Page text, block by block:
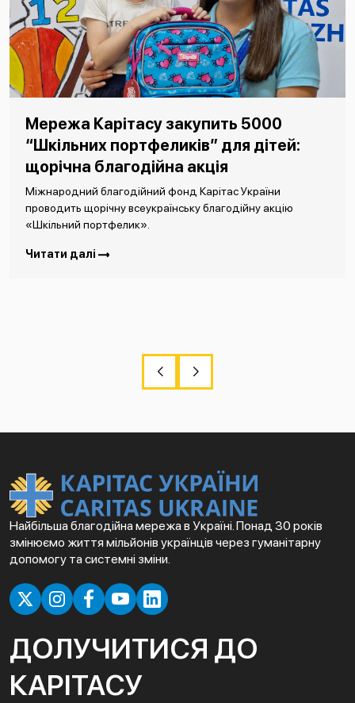
Мережа Карітасу закупить 5000
“Шкільних портфеликів” для дітей:
щорічна благодійна акція
Міжнародний благодійний фонд Карітас України
проводить щорічну всеукраїнську благодійну акцію
«Шкільний портфелик».
Читати далі
Найбільша благодійна мережа в Україні. Понад 30 років
змінюємо життя мільйонів українців через гуманітарну
допомогу та системні зміни.
ДОЛУЧИТИСЯ ДО
КАРІТАСУ